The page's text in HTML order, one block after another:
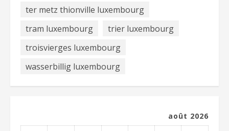
ter metz thionville luxembourg
tram luxembourg
trier luxembourg
troisvierges luxembourg
wasserbillig luxembourg
août 2026